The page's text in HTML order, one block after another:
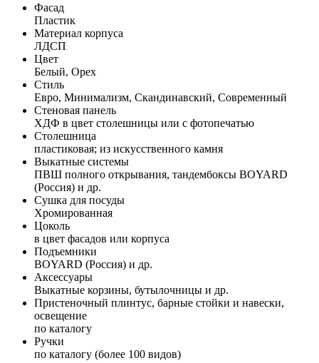
Фасад
Пластик
Материал корпуса
ЛДСП
Цвет
Белый, Орех
Стиль
Евро, Минимализм, Скандинавский, Современный
Стеновая панель
ХДФ в цвет столешницы или с фотопечатью
Столешница
пластиковая; из искусственного камня
Выкатные системы
ПВШ полного открывания, тандембоксы BOYARD
(Россия) и др.
Сушка для посуды
Хромированная
Цоколь
в цвет фасадов или корпуса
Подъемники
BOYARD (Россия) и др.
Аксессуары
Выкатные корзины, бутылочницы и др.
Пристеночный плинтус, барные стойки и навески,
освещение
по каталогу
Ручки
по каталогу (более 100 видов)